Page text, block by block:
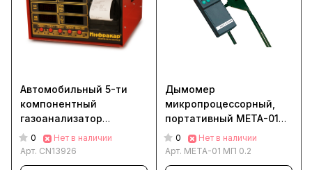
Автомобильный 5-ти
компонентный
газоанализатор
«Инфракар 5М-2.02»
0
Нет в наличии
Арт. CN13926
Дымомер
микропроцессорный,
портативный МЕТА-01
МП 0.2
0
Нет в наличии
Арт. МЕТА-01 МП 0.2